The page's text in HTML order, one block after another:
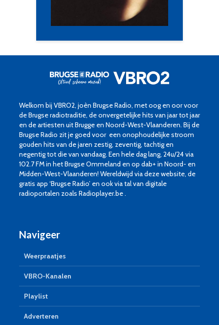
Welkom bij VBRO2, joèn Brugse Radio, met oog en oor voor
de Brugse radiotraditie, de onvergetelijke hits van jaar tot jaar
en de artiesten uit Brugge en Noord-West-Vlaanderen. Bij de
Brugse Radio zit je goed voor een onophoudelijke stroom
gouden hits van de jaren zestig, zeventig, tachtig en
negentig tot die van vandaag. Een hele dag lang, 24u/24 via
102.7 FM in het Brugse Ommeland en op dab+ in Noord- en
Midden-West-Vlaanderen! Wereldwijd via deze website, de
gratis app ‘Brugse Radio’ en ook via tal van digitale
radioportalen zoals Radioplayer.be .
Navigeer
Weerpraatjes
VBRO-Kanalen
Playlist
Adverteren